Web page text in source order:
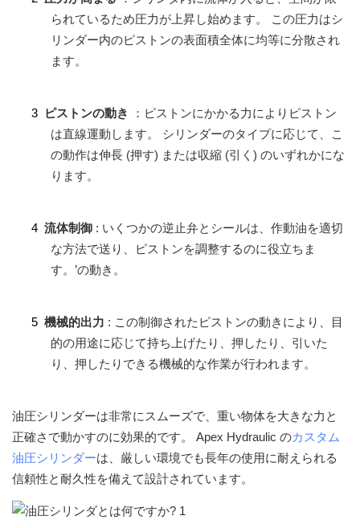
られているため圧力が上昇し始めます。 この圧力はシ
リンダー内のピストンの表面積全体に均等に分散され
ます。
3 ピストンの動き
：ピストンにかかる力によりピストン
は直線運動します。 シリンダーのタイプに応じて、こ
の動作は伸長 (押す) または収縮 (引く) のいずれかにな
ります。
4 流体制御 : いくつかの逆止弁とシールは、作動油を適切
な方法で送り、ピストンを調整するのに役立ちま
す。’の動き。
5 機械的出力 : この制御されたピストンの動きにより、目
的の用途に応じて持ち上げたり、押したり、引いた
り、押したりできる機械的な作業が行われます。
油圧シリンダーは非常にスムーズで、重い物体を大きな力と
正確さで動かすのに効果的です。 Apex Hydraulic のカスタム
油圧シリンダーは、厳しい環境でも長年の使用に耐えられる
信頼性と耐久性を備えて設計されています。